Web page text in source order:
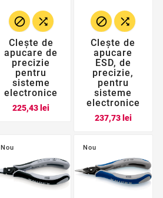
 
Clește de
apucare de
precizie
pentru
sisteme
electronice
225,43 lei
 
Clește de
apucare
ESD, de
precizie,
pentru
sisteme
electronice
237,73 leiPret
Nou Nou